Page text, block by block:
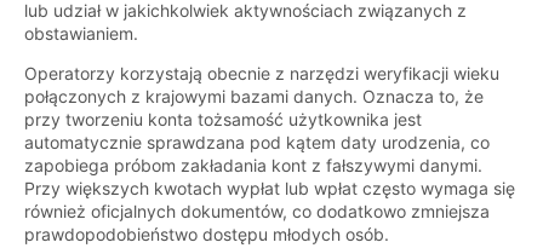
lub udział w jakichkolwiek aktywnościach związanych z
obstawianiem.
Operatorzy korzystają obecnie z narzędzi weryfikacji wieku
połączonych z krajowymi bazami danych. Oznacza to, że
przy tworzeniu konta tożsamość użytkownika jest
automatycznie sprawdzana pod kątem daty urodzenia, co
zapobiega próbom zakładania kont z fałszywymi danymi.
Przy większych kwotach wypłat lub wpłat często wymaga się
również oficjalnych dokumentów, co dodatkowo zmniejsza
prawdopodobieństwo dostępu młodych osób.